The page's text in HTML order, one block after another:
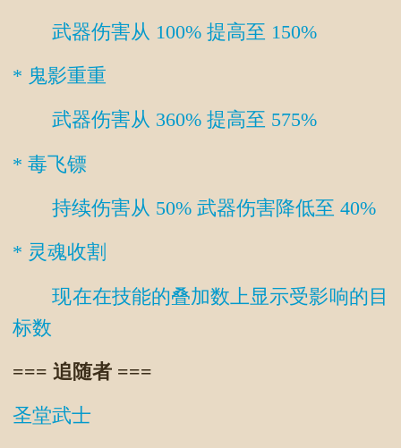
武器伤害从 100% 提高至 150%
* 鬼影重重
武器伤害从 360% 提高至 575%
*毒飞镖
持续伤害从 50% 武器伤害降低至 40%
* 灵魂收割
现在在技能的叠加数上显示受影响的目
标数
=== 追随者 ===
圣堂武士